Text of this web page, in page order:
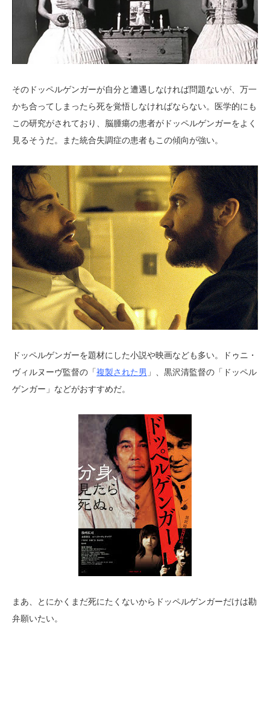
そのドッペルゲンガーが自分と遭遇しなければ問題ないが、万一
かち合ってしまったら死を覚悟しなければならない。医学的にも
この研究がされており、脳腫瘍の患者がドッペルゲンガーをよく
見るそうだ。また統合失調症の患者もこの傾向が強い。
ドッペルゲンガーを題材にした小説や映画なども多い。ドゥニ・
ヴィルヌーヴ監督の「複製された男 」、黒沢清監督の「ドッペル
ゲンガー」などがおすすめだ。
まあ、とにかくまだ死にたくないからドッペルゲンガーだけは勘
弁願いたい。